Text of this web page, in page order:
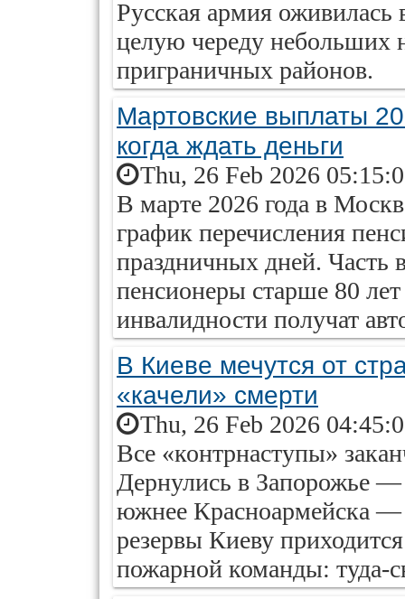
Русская армия оживилась
целую череду небольших
приграничных районов.
Мартовские выплаты
когда ждать деньги
Thu, 26 Feb 2026
В марте 2026 года в
график перечисления
праздничных дней. Часть
пенсионеры старше 80
инвалидности получат
В Киеве мечутся от
«качели» смерти
Thu, 26 Feb 2026
Все «контрнаступы»
Дернулись в Запорожье
южнее Красноармейска —
резервы Киеву
пожарной команды: туда-